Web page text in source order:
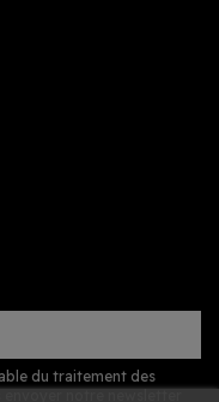
du traitement des